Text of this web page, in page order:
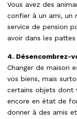
Vous avez des
confier à un ami, un
service de pension
avoir dans les
4. Désencombrez-
Changer de maison
vos biens, mais
certains objets dont
encore en état de
donner à des amis